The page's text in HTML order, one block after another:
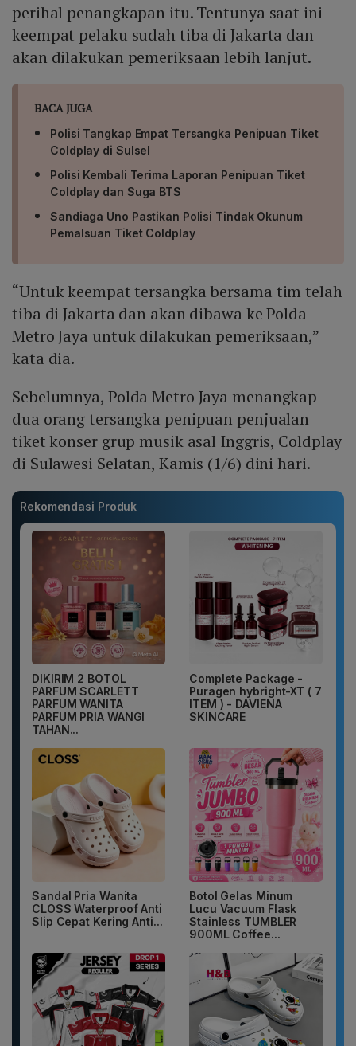
perihal penangkapan itu. Tentunya saat ini
keempat pelaku sudah tiba di Jakarta dan
akan dilakukan pemeriksaan lebih lanjut.
BACA JUGA
Polisi Tangkap Empat Tersangka Penipuan Tiket
Coldplay di Sulsel
Polisi Kembali Terima Laporan Penipuan Tiket
Coldplay dan Suga BTS
Sandiaga Uno Pastikan Polisi Tindak Okunum
Pemalsuan Tiket Coldplay
“Untuk keempat tersangka bersama tim telah
tiba di Jakarta dan akan dibawa ke Polda
Metro Jaya untuk dilakukan pemeriksaan,”
kata dia.
Sebelumnya, Polda Metro Jaya menangkap
dua orang tersangka penipuan penjualan
tiket konser grup musik asal Inggris, Coldplay
di Sulawesi Selatan, Kamis (1/6) dini hari.
Rekomendasi Produk
DIKIRIM 2 BOTOL
PARFUM SCARLETT
PARFUM WANITA
PARFUM PRIA WANGI
TAHAN...
Complete Package -
Puragen hybright-XT ( 7
ITEM ) - DAVIENA
SKINCARE
Sandal Pria Wanita
CLOSS Waterproof Anti
Slip Cepat Kering Anti...
Botol Gelas Minum
Lucu Vacuum Flask
Stainless TUMBLER
900ML Coffee...